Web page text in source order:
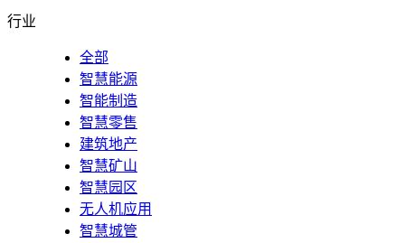
行业
全部
智慧能源
智能制造
智慧零售
建筑地产
智慧矿山
智慧园区
无人机应用
智慧城管